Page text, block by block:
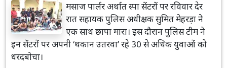
मसाज पार्लर अर्थात स्पा सेंटरों पर रविवार देर
रात सहायक पुलिस अधीक्षक सुमित मेहरड़ा ने
एक साथ छापा मारा। इस दौरान पुलिस टीम ने
इन सेंटरों पर अपनी ‘थकान उतरवा’ रहे 30 से अधिक युवाओं को
धरदबोचा।